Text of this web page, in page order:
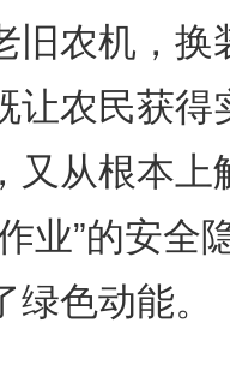
旧农机，换
让农民获得
又从根本上
业”的安全
色动能。